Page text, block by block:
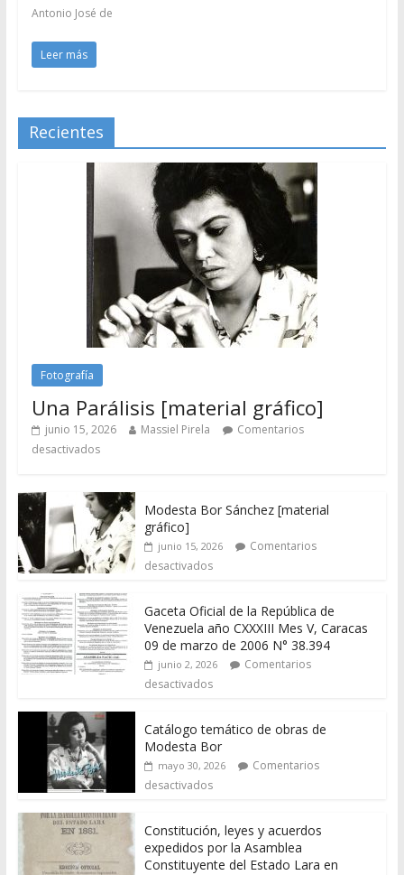
Antonio José de
Leer más
Recientes
Fotografía
Una Parálisis [material gráfico]
junio 15, 2026 Massiel Pirela
Comentarios
desactivados
Modesta Bor Sánchez [material
gráfico]
junio 15, 2026
Comentarios
desactivados
Gaceta Oficial de la República de
Venezuela año CXXXIII Mes V, Caracas
09 de marzo de 2006 N° 38.394
junio 2, 2026
Comentarios
desactivados
Catálogo temático de obras de
Modesta Bor
mayo 30, 2026
Comentarios
desactivados
Constitución, leyes y acuerdos
expedidos por la Asamblea
Constituyente del Estado Lara en